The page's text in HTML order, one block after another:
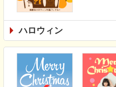
ハロウィン